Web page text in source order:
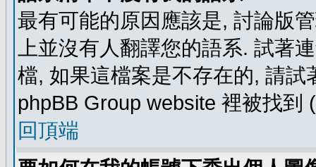
最有可能的原因應該是, 討論版
上並沒有人翻譯您的語系. 試著
檔, 如果這檔案是不存在的, 請
phpBB Group website 裡被找到
回頂端